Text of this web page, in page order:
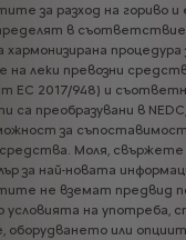
за разход на гориво и
в съответствие
хармонизирана процедура
на леки превозни
ЕС 2017/948) и
са преобразувани в NEDC,
за съпоставимост
средства. Моля, свържете
за най-новата
не вземат предвид
условията на употреба,
оборудването или